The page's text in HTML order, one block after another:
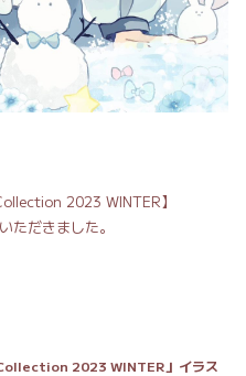
2023 WINTER】
ただきました。
2023 WINTER」イラス